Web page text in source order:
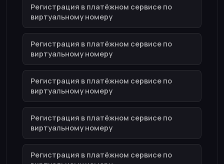
Регистрация в платёжном сервисе по
виртуальному номеру
Регистрация в платёжном сервисе по
виртуальному номеру
Регистрация в платёжном сервисе по
виртуальному номеру
Регистрация в платёжном сервисе по
виртуальному номеру
Регистрация в платёжном сервисе по